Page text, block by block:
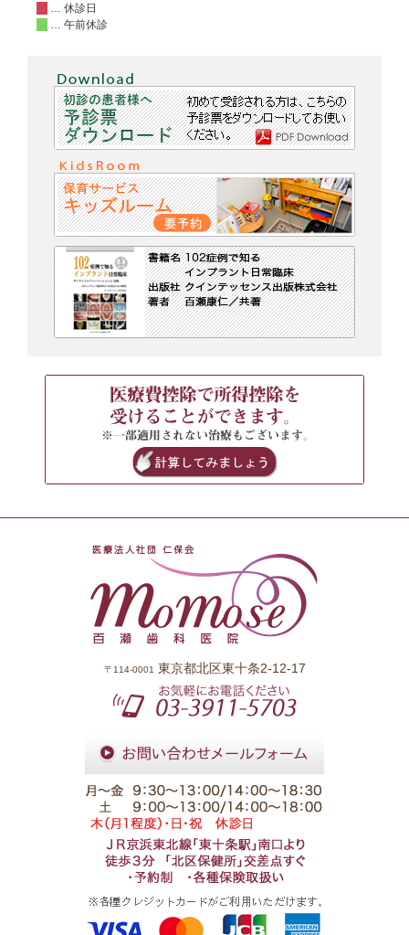
… 休診日
… 午前休診
〒114-0001 東京都北区東十条2-12-17